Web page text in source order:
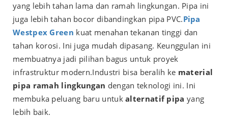
yang lebih tahan lama dan ramah lingkungan. Pipa ini
juga lebih tahan bocor dibandingkan pipa PVC.Pipa
Westpex Green kuat menahan tekanan tinggi dan
tahan korosi. Ini juga mudah dipasang. Keunggulan ini
membuatnya jadi pilihan bagus untuk proyek
infrastruktur modern.Industri bisa beralih ke material
pipa ramah lingkungan dengan teknologi ini. Ini
membuka peluang baru untukalternatif pipa yang
lebih baik.